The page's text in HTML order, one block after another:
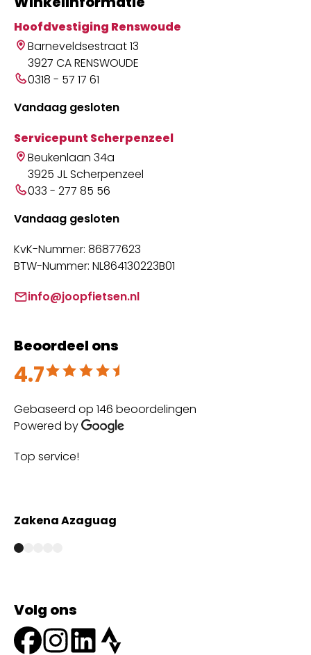
Hoofdvestiging Renswoude
Barneveldsestraat 13
3927 CA RENSWOUDE
0318 - 57 17 61
Vandaag gesloten
Servicepunt Scherpenzeel
Beukenlaan 34a
3925 JL Scherpenzeel
033 - 277 85 56
Vandaag gesloten
KvK-Nummer: 86877623
BTW-Nummer: NL864130223B01
info@joopfietsen.nl
Beoordeel ons
4.7
Beoordeeld met 4.7 uit 5
Gebaseerd op 146 beoordelingen
Powered by
Top service!
Zakena Azaguag
Volg ons